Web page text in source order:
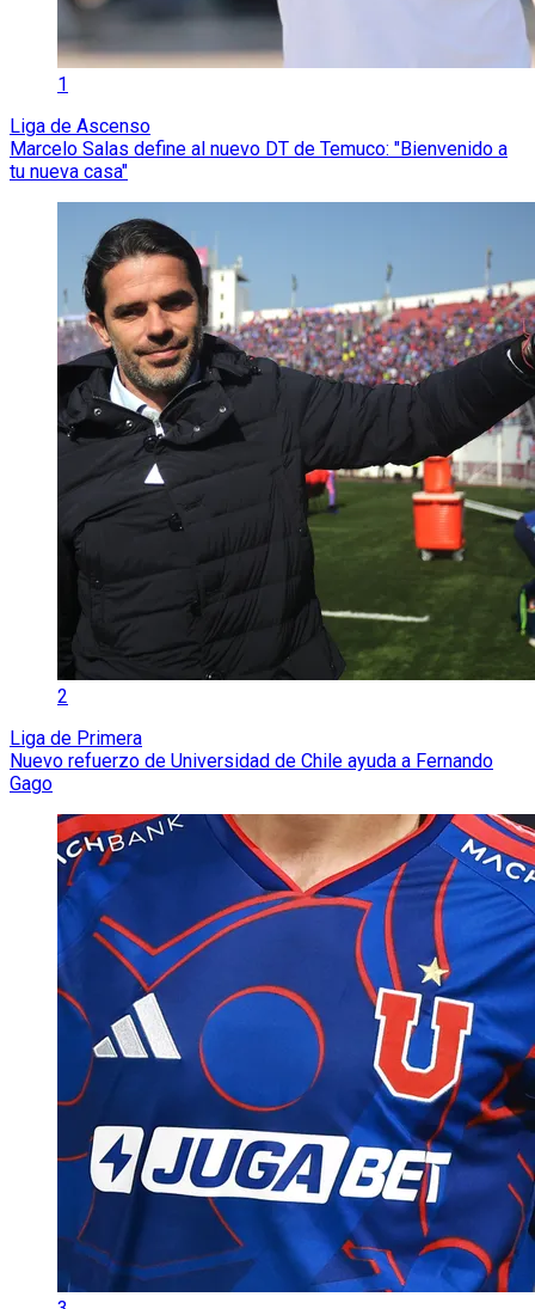
1
Liga de Ascenso
Marcelo Salas define al nuevo DT de Temuco: "Bienvenido a
tu nueva casa"
2
Liga de Primera
Nuevo refuerzo de Universidad de Chile ayuda a Fernando
Gago